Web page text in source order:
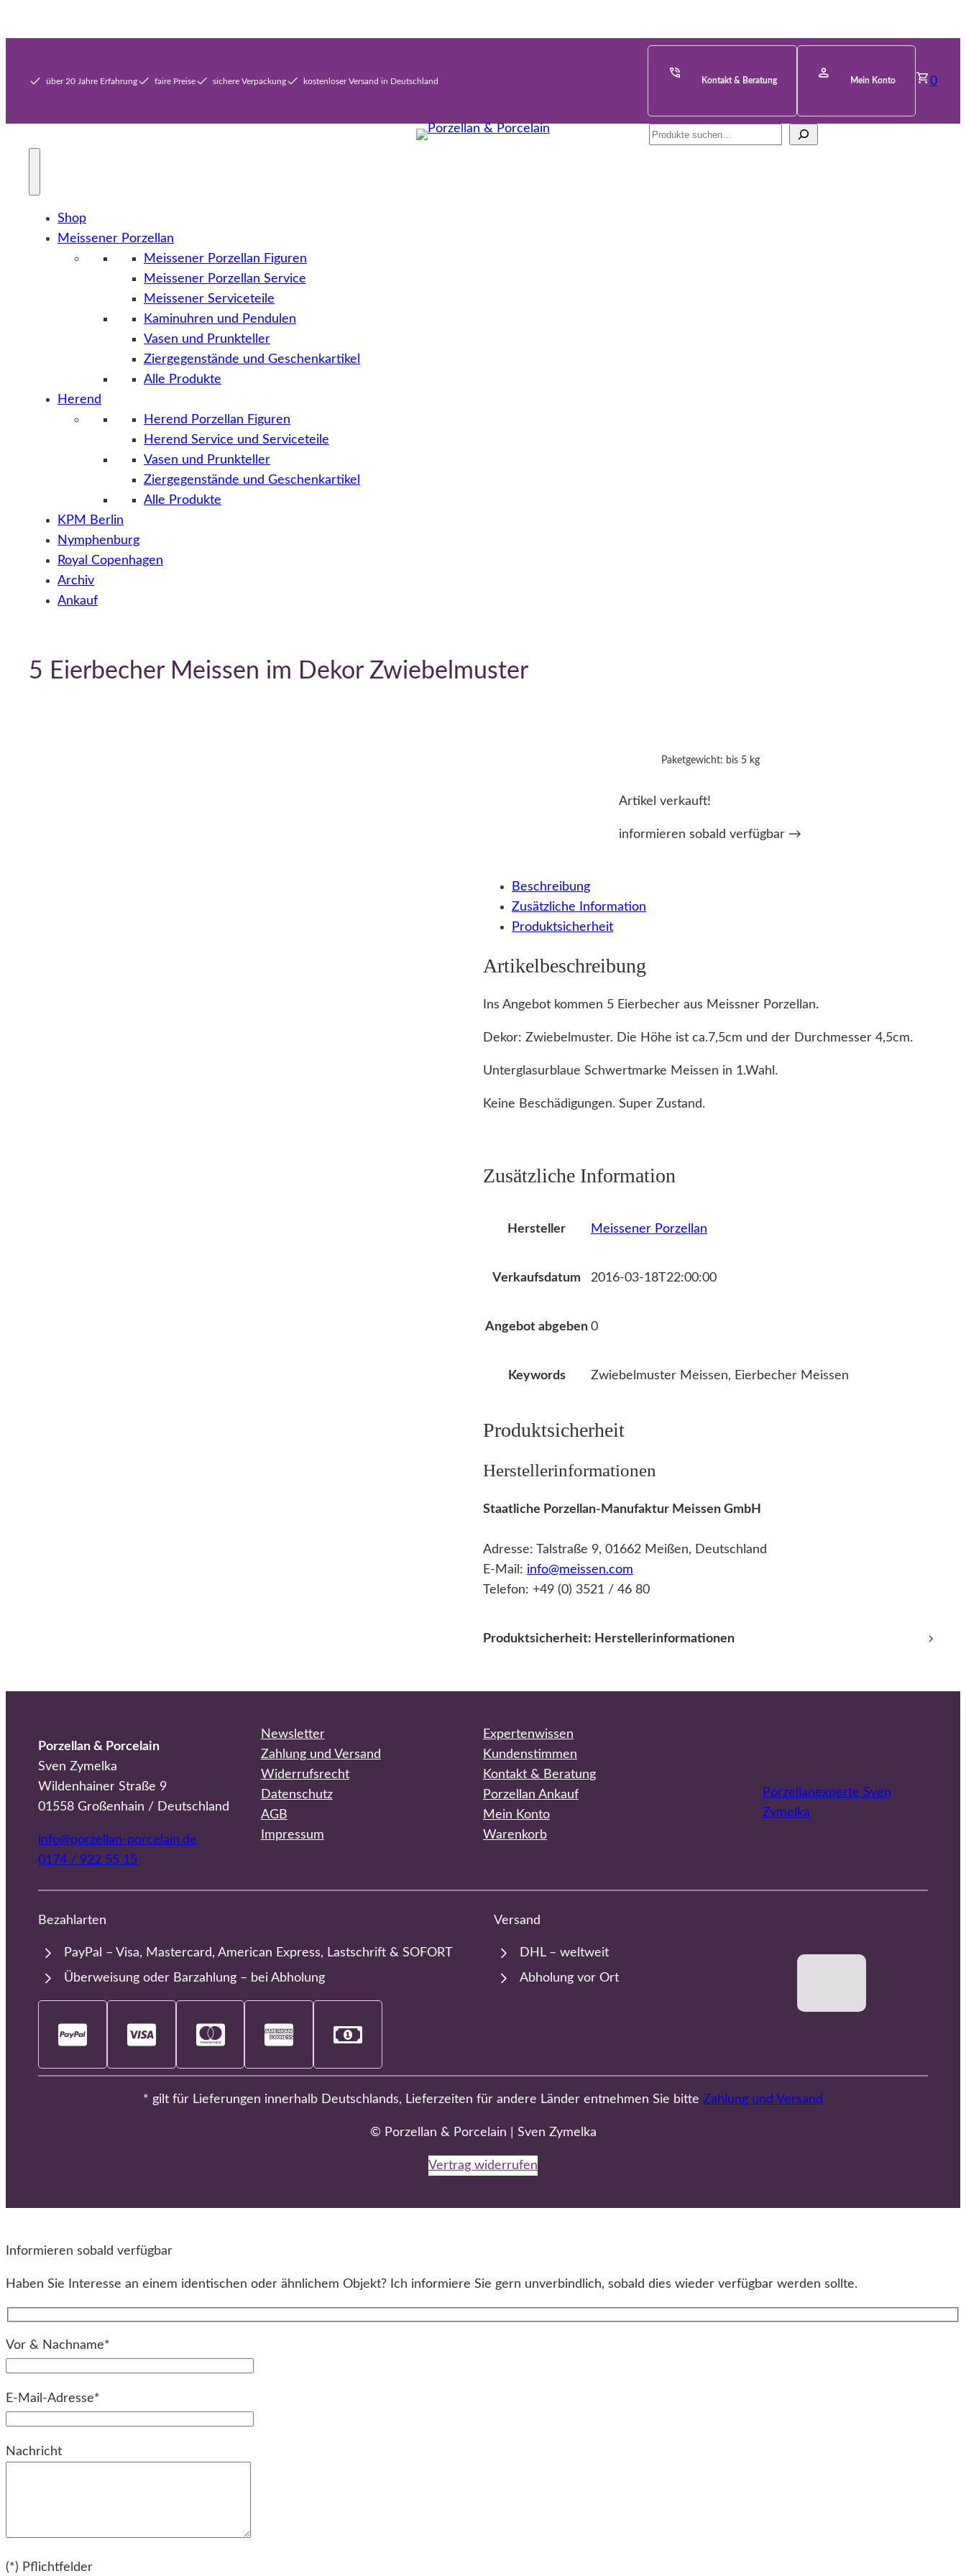
über 20 Jahre Erfahrung faire Preise sichere Verpackung kostenloser Versand in Deutschland Kontakt & Beratung Mein Konto 0
Suche
Shop
Meissener Porzellan
Meissener Porzellan Figuren
Meissener Porzellan Service
Meissener Serviceteile
Kaminuhren und Pendulen
Vasen und Prunkteller
Ziergegenstände und Geschenkartikel
Alle Produkte
Herend
Herend Porzellan Figuren
Herend Service und Serviceteile
Vasen und Prunkteller
Ziergegenstände und Geschenkartikel
Alle Produkte
KPM Berlin
Nymphenburg
Royal Copenhagen
Archiv
Ankauf
5 Eierbecher Meissen im Dekor Zwiebelmuster
Paketgewicht: bis 5 kg
Artikel verkauft!
informieren sobald verfügbar →
Beschreibung
Zusätzliche Information
Produktsicherheit
Artikelbeschreibung
Ins Angebot kommen 5 Eierbecher aus Meissner Porzellan.
Dekor: Zwiebelmuster. Die Höhe ist ca.7,5cm und der Durchmesser 4,5cm.
Unterglasurblaue Schwertmarke Meissen in 1.Wahl.
Keine Beschädigungen. Super Zustand.
Zusätzliche Information
Hersteller Meissener Porzellan
Verkaufsdatum 2016-03-18T22:00:00
Angebot abgeben 0
Keywords Zwiebelmuster Meissen, Eierbecher Meissen
Produktsicherheit
Herstellerinformationen
Staatliche Porzellan-Manufaktur Meissen GmbH
Adresse: Talstraße 9, 01662 Meißen, Deutschland
E-Mail: info@meissen.com
Telefon: +49 (0) 3521 / 46 80
Produktsicherheit: Herstellerinformationen
Porzellan & Porcelain
Sven Zymelka
Wildenhainer Straße 9
01558 Großenhain / Deutschland
info@porzellan-porcelain.de
0174 / 922 55 15
Newsletter
Zahlung und Versand
Widerrufsrecht
Datenschutz
AGB
Impressum
Expertenwissen
Kundenstimmen
Kontakt & Beratung
Porzellan Ankauf
Mein Konto
Warenkorb
Porzellanexperte Sven
Zymelka
Bezahlarten
PayPal – Visa, Mastercard, American Express, Lastschrift & SOFORT
Überweisung oder Barzahlung – bei Abholung
Versand
DHL – weltweit
Abholung vor Ort
* gilt für Lieferungen innerhalb Deutschlands, Lieferzeiten für andere Länder entnehmen Sie bitte Zahlung und Versand
© Porzellan & Porcelain | Sven Zymelka
Vertrag widerrufen
Informieren sobald verfügbar
Haben Sie Interesse an einem identischen oder ähnlichem Objekt? Ich informiere Sie gern unverbindlich, sobald dies wieder verfügbar werden sollte.
Vor & Nachname*
E-Mail-Adresse*
Nachricht
(*) Pflichtfelder